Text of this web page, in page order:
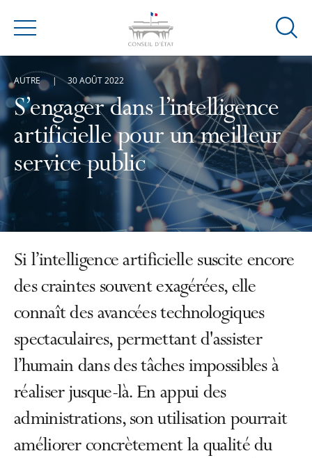
Menu
Ouvrir
S’engager dans l’intelligence
artificielle pour un meilleur
service public
AUTRE 30 AOÛT 2022
Si l’intelligence artificielle suscite encore
des craintes souvent exagérées, elle
connaît des avancées technologiques
spectaculaires, permettant d'assister
l’humain dans des tâches impossibles à
réaliser jusque-là. En appui des
administrations, son utilisation pourrait
améliorer concrètement la qualité du